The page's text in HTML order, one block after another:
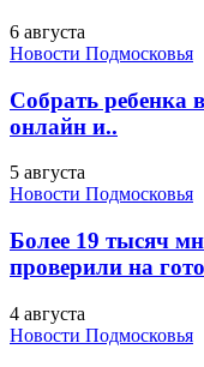
6 августа
Новости Подмосковья
Собрать ребенка
онлайн и..
5 августа
Новости Подмосковья
Более 19 тысяч
проверили на
4 августа
Новости Подмосковья